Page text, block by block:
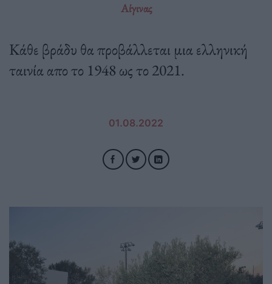
Αίγινας
Κάθε βράδυ θα προβάλλεται μια ελληνική
ταινία απο το 1948 ως το 2021.
01.08.2022